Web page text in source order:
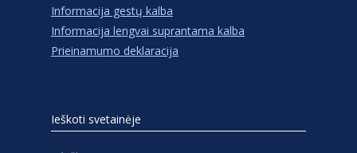
Informacija gestų kalba
Informacija lengvai suprantama kalba
Prieinamumo deklaracija
Ieškoti svetainėje